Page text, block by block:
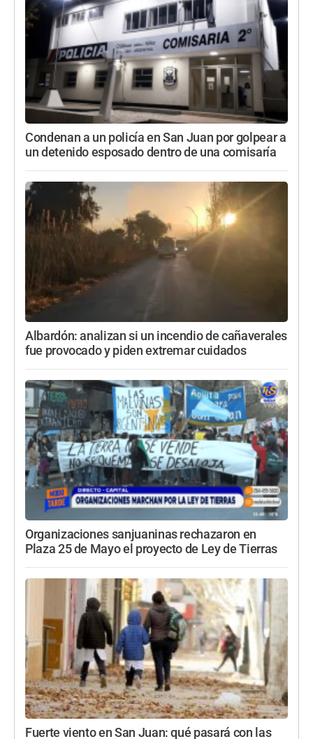
Condenan a un policía en San Juan por golpear a
un detenido esposado dentro de una comisaría
Albardón: analizan si un incendio de cañaverales
fue provocado y piden extremar cuidados
Organizaciones sanjuaninas rechazaron en
Plaza 25 de Mayo el proyecto de Ley de Tierras
Fuerte viento en San Juan: qué pasará con las